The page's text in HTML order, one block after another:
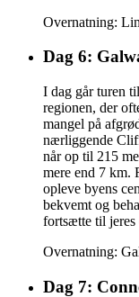
Overnatning:
Dag 6:
I dag går turen
regionen, der
mangel på
nærliggende
når op til 215
mere end 7
opleve byens
bekvemt og
fortsætte til jeres
Overnatning:
Dag 7: